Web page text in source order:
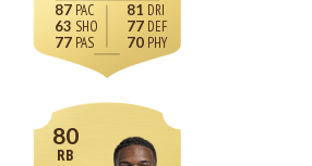
87
63
77
81
77
70
80
RB